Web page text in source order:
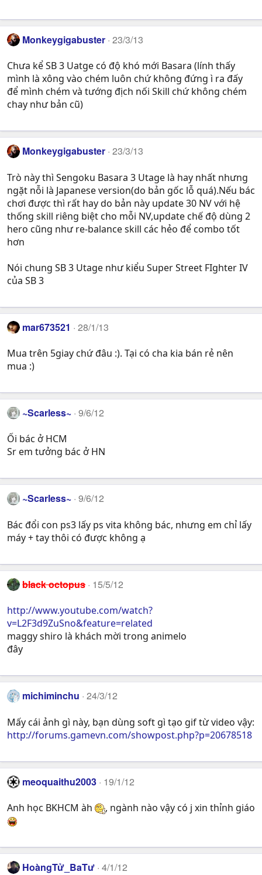
Monkeygigabuster 23/3/13
Chưa kể SB 3 Uatge có độ khó mới Basara (lính thấy
mình là xông vào chém luôn chứ không đứng ì ra đấy
để mình chém và tướng địch nối Skill chứ không chém
chay như bản cũ)
Monkeygigabuster 23/3/13
Trò này thì Sengoku Basara 3 Utage là hay nhất nhưng
ngặt nỗi là Japanese version(do bản gốc lỗ quá).Nếu bác
chơi được thì rất hay do bản này update 30 NV với hệ
thống skill riêng biệt cho mỗi NV,update chế độ dùng 2
hero cũng như re-balance skill các hẻo để combo tốt
hơn
Nói chung SB 3 Utage như kiểu Super Street FIghter IV
của SB 3
mar673521 28/1/13
Mua trên 5giay chứ đâu :). Tại có cha kia bán rẻ nên
mua :)
~Scarless~ 9/6/12
Ối bác ở HCM
Sr em tưởng bác ở HN
~Scarless~ 9/6/12
Bác đổi con ps3 lấy ps vita không bác, nhưng em chỉ lấy
máy + tay thôi có được không ạ
black octopus 15/5/12
http://www.youtube.com/watch?
v=L2F3d9ZuSno&feature=related
maggy shiro là khách mời trong animelo
đây
michiminchu 24/3/12
Mấy cái ảnh gì này, bạn dùng soft gì tạo gif từ video vậy:
http://forums.gamevn.com/showpost.php?p=20678518
meoquaithu2003 19/1/12
Anh học BKHCM àh , ngành nào vậy có j xin thỉnh giáo
HoàngTử_BaTư 4/1/12